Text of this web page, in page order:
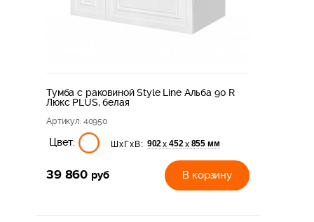
Тумба с раковиной Style Line Альба 90 R
Люкс PLUS, белая
Артикул: 40950
Цвет: ШхГхВ: 902 х 452 х 855 мм
39 860 руб В корзину